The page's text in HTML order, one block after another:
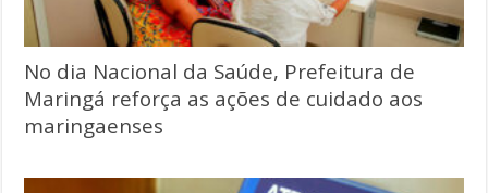
No dia Nacional da Saúde, Prefeitura de
Maringá reforça as ações de cuidado aos
maringaenses